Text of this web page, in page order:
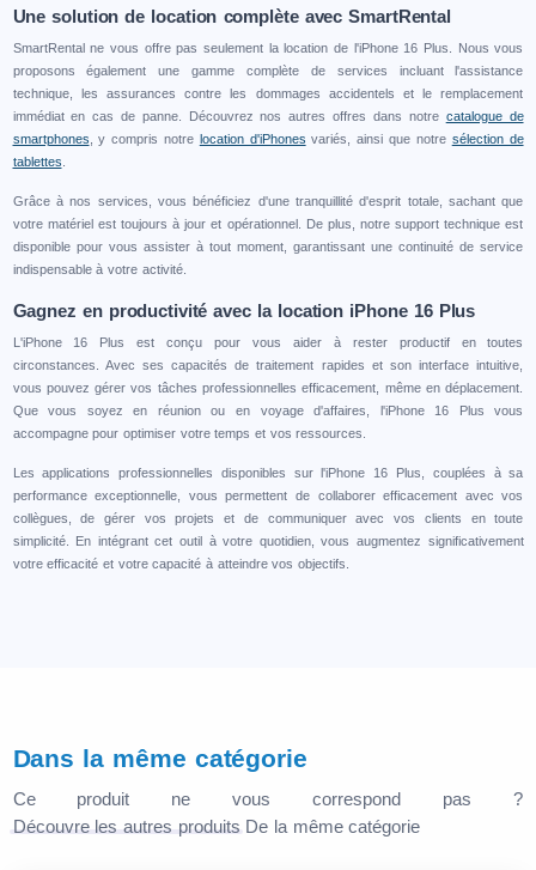
Une solution de location complète avec SmartRental
SmartRental ne vous offre pas seulement la location de l'iPhone 16 Plus. Nous vous
proposons également une gamme complète de services incluant l'assistance
technique, les assurances contre les dommages accidentels et le remplacement
immédiat en cas de panne. Découvrez nos autres offres dans notre catalogue de
smartphones , y compris notre location d'iPhones variés, ainsi que notre sélection de
tablettes
Grâce à nos services, vous bénéficiez d'une tranquillité d'esprit totale, sachant que
votre matériel est toujours à jour et opérationnel. De plus, notre support technique est
disponible pour vous assister à tout moment, garantissant une continuité de service
indispensable à votre activité.
Gagnez en productivité avec la location iPhone 16 Plus
L'iPhone 16 Plus est conçu pour vous aider à rester productif en toutes
circonstances. Avec ses capacités de traitement rapides et son interface intuitive,
vous pouvez gérer vos tâches professionnelles efficacement, même en déplacement.
Que vous soyez en réunion ou en voyage d'affaires, l'iPhone 16 Plus vous
accompagne pour optimiser votre temps et vos ressources.
Les applications professionnelles disponibles sur l'iPhone 16 Plus, couplées à sa
performance exceptionnelle, vous permettent de collaborer efficacement avec vos
collègues, de gérer vos projets et de communiquer avec vos clients en toute
simplicité. En intégrant cet outil à votre quotidien, vous augmentez significativement
votre efficacité et votre capacité à atteindre vos objectifs.
Dans la même catégorie
Ce produit ne vous correspond pas ?
Découvre les autres produits De la même catégorie